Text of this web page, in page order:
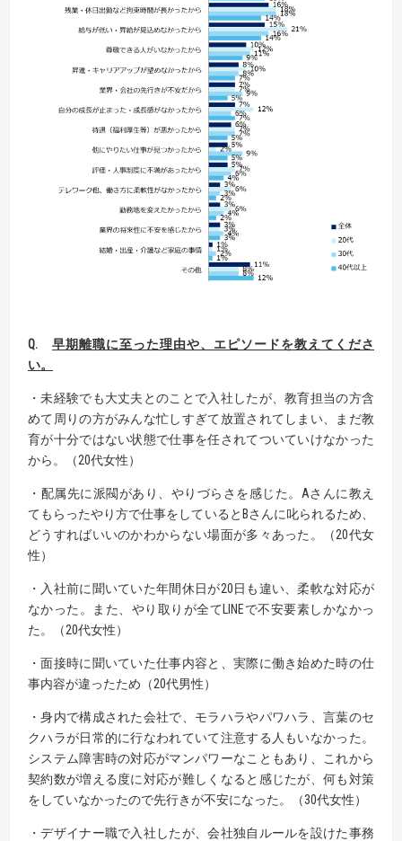
Q.
早期離職に至った理由や、エピソードを教えてくださ
い。
・未経験でも大丈夫とのことで入社したが、教育担当の方含
めて周りの方がみんな忙しすぎて放置されてしまい、まだ教
育が十分ではない状態で仕事を任されてついていけなかった
から。（20代女性）
・配属先に派閥があり、やりづらさを感じた。Aさんに教え
てもらったやり方で仕事をしているとBさんに叱られるため、
どうすればいいのかわからない場面が多々あった。（20代女
性）
・入社前に聞いていた年間休日が20日も違い、柔軟な対応が
なかった。また、やり取りが全てLINEで不安要素しかなかっ
た。（20代女性）
・面接時に聞いていた仕事内容と、実際に働き始めた時の仕
事内容が違ったため（20代男性）
・身内で構成された会社で、モラハラやパワハラ、言葉のセ
クハラが日常的に行なわれていて注意する人もいなかった。
システム障害時の対応がマンパワーなこともあり、これから
契約数が増える度に対応が難しくなると感じたが、何も対策
をしていなかったので先行きが不安になった。（30代女性）
・デザイナー職で入社したが、会社独自ルールを設けた事務